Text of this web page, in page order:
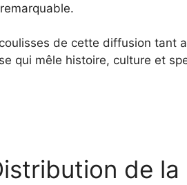
de cette diffusion tant
qui mêle histoire, culture et
de la